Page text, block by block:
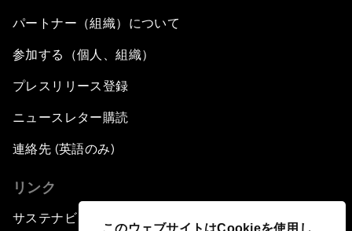
このウェブサイトはCookieを使用し
パートナー（組織）について
参加する（個人、組織）
プレスリリース登録
ニュースレター購読
連絡先 (英語のみ)
リンク
サステナビリティへの取り組み